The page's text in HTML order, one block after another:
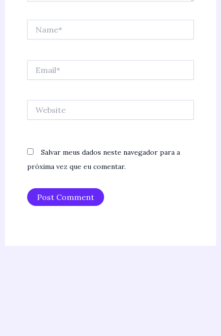
Salvar meus dados neste navegador para a
próxima vez que eu comentar.